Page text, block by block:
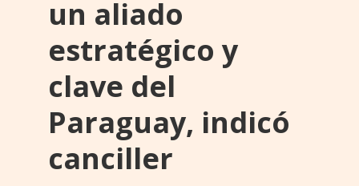
un aliado
estratégico y
clave del
Paraguay, indicó
canciller